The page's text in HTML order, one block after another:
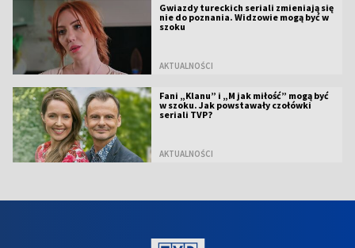
Gwiazdy tureckich seriali zmieniają się
nie do poznania. Widzowie mogą być w
szoku
AKTUALNOŚCI
Fani „Klanu” i „M jak miłość” mogą być
w szoku. Jak powstawały czołówki
seriali TVP?
AKTUALNOŚCI